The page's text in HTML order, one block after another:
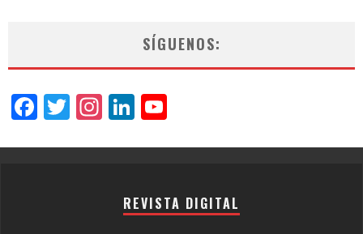
SÍGUENOS:
Facebook
Twitter
Instagram
LinkedIn
REVISTA DIGITAL